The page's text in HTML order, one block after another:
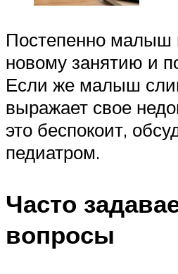
Постепенно малыш
новому занятию и
Если же малыш
выражает свое
это беспокоит,
педиатром.
Часто
вопросы